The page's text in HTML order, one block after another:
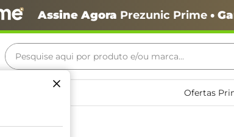
Assine Agora Prezunic Prime•
Pesquise aqui por produto e/ou marca...
Ofertas
Termos mais buscados